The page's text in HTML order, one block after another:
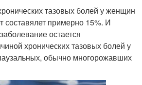
тазовых болей у женщин
составялет примерно 15%. И
остается
хронических тазовых болей у
обычно многорожавших